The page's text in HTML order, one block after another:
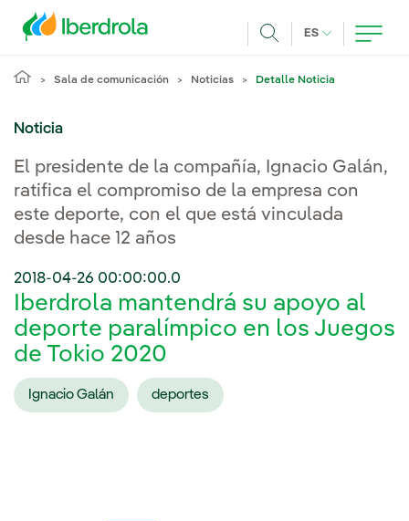
ES IDIOMA
Sala de comunicación Noticias Detalle Noticia
Noticia
El presidente de la compañía, Ignacio Galán,
ratifica el compromiso de la empresa con
este deporte, con el que está vinculada
desde hace 12 años
2018-04-26 00:00:00.0
Iberdrola mantendrá su apoyo al
deporte paralímpico en los Juegos
de Tokio 2020
Ignacio Galán deportes